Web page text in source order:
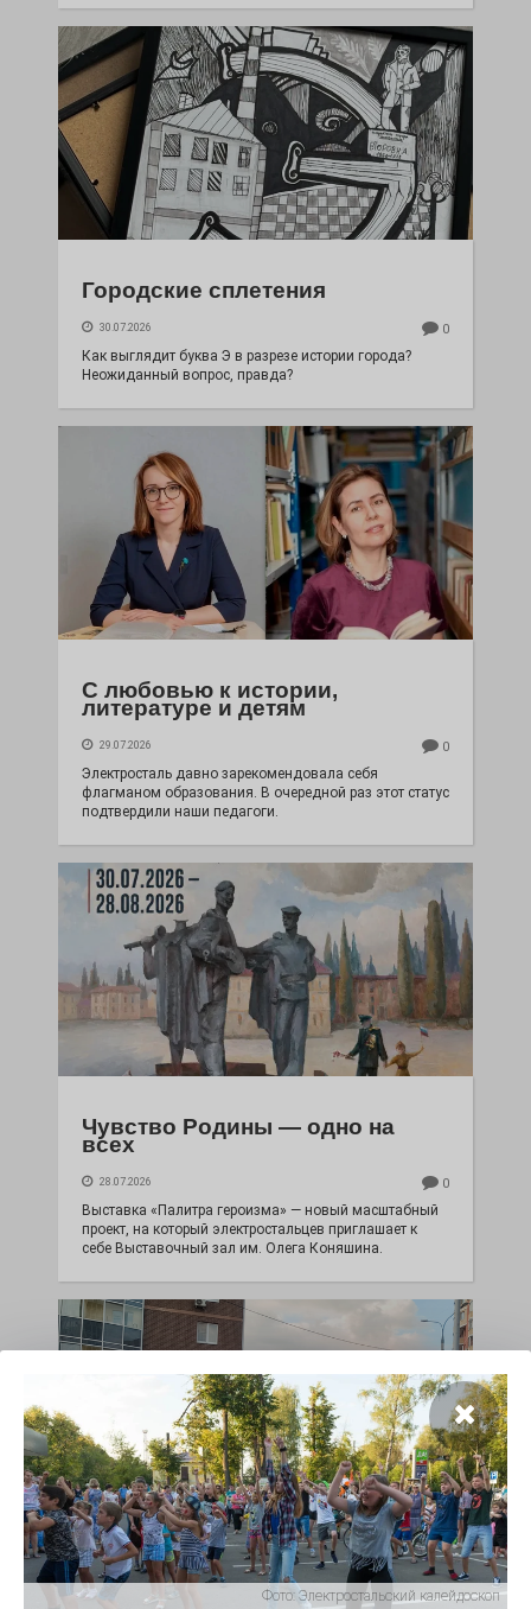
Городские сплетения
30.07.2026 0
Как выглядит буква Э в разрезе истории города?
Неожиданный вопрос, правда?
С любовью к истории,
литературе и детям
29.07.2026 0
Электросталь давно зарекомендовала себя
флагманом образования. В очередной раз этот статус
подтвердили наши педагоги.
Чувство Родины — одно на
всех
28.07.2026 0
Выставка «Палитра героизма» — новый масштабный
проект, на который электростальцев приглашает к
себе Выставочный зал им. Олега Коняшина.
«Районы-кварталы»
путешествуют по городу
Фото: Электростальский калейдоскоп